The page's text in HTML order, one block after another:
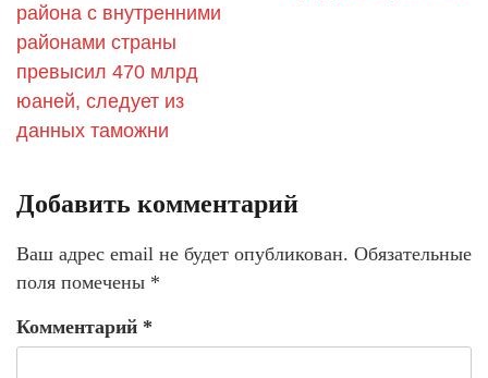
района с внутренними
районами страны
превысил 470 млрд
юаней, следует из
данных таможни
Добавить комментарий
Ваш адрес email не будет опубликован. Обязательные
поля помечены *
Комментарий *